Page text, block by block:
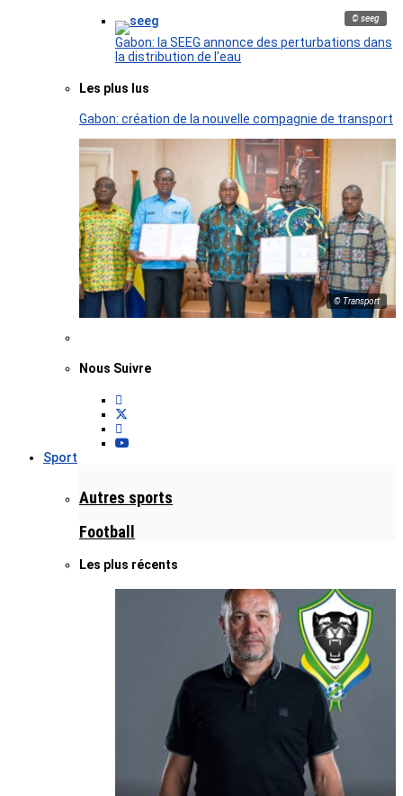
© seeg
Gabon: la SEEG annonce des perturbations dans
la distribution de l’eau
Les plus lus
Gabon: création de la nouvelle compagnie de transport
© Transport
Nous Suivre
Sport
Autres sports
Football
Les plus récents